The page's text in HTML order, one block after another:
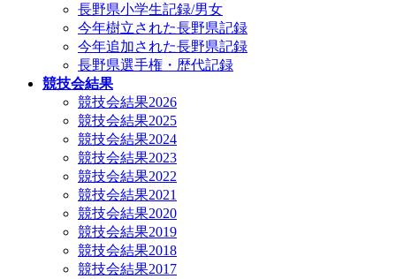
長野県小学生記録/男女
今年樹立された長野県記録
今年追加された長野県記録
長野県選手権・歴代記録
競技会結果
競技会結果2026
競技会結果2025
競技会結果2024
競技会結果2023
競技会結果2022
競技会結果2021
競技会結果2020
競技会結果2019
競技会結果2018
競技会結果2017